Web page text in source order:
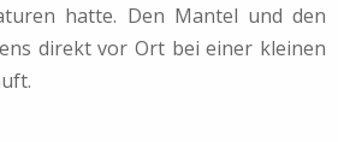
hatte. Den Mantel und den
direkt vor Ort bei einer kleinen